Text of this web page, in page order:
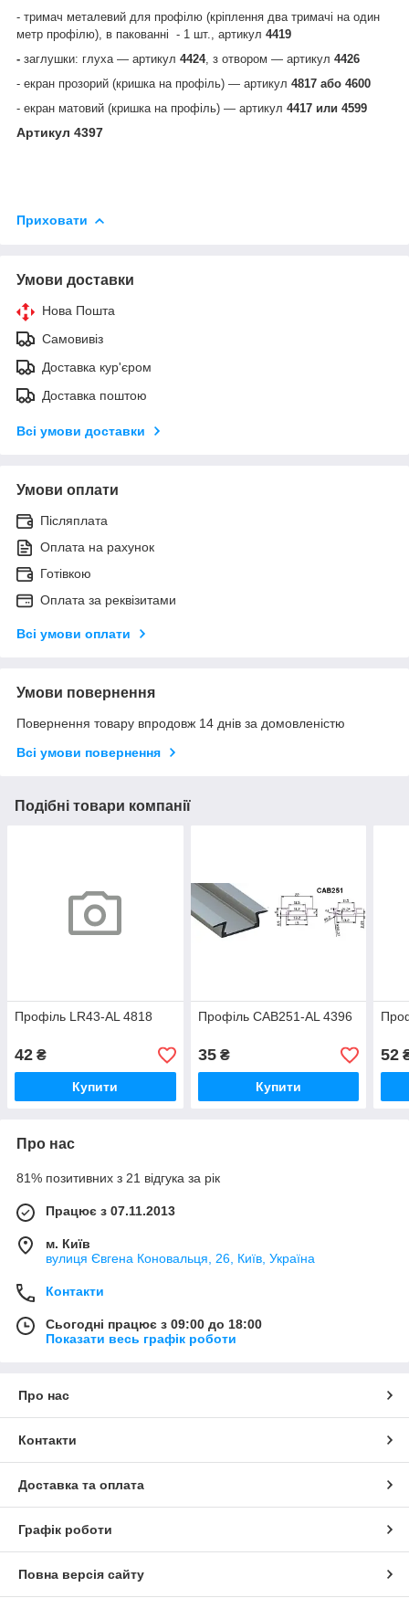
- тримач металевий для профілю (кріплення два тримачі на один
метр профілю), в пакованні - 1 шт.,
артикул 4419
- заглушки: глуха — артикул 4424, з отвором — артикул 4426
- екран прозорий (кришка на профіль) — артикул 4817 або 4600
- екран матовий (кришка на профіль) — артикул 4417 или 4599
Артикул 4397
Приховати
Умови доставки
Нова Пошта
Самовивіз
Доставка кур'єром
Доставка поштою
Всі умови доставки
Умови оплати
Післяплата
Оплата на рахунок
Готівкою
Оплата за реквізитами
Всі умови оплати
Умови повернення
Повернення товару впродовж 14 днів за домовленістю
Всі умови повернення
Подібні товари компанії
Профіль LR43-AL 4818
42 ₴
Купити
Профіль CAB251-AL 4396
35₴
Купити
52
Про нас
81% позитивних з 21 відгука за рік
Працює з 07.11.2013
м. Київ
вулиця Євгена Коновальця, 26, Київ, Україна
Контакти
Сьогодні працює з 09:00 до 18:00
Показати весь графік роботи
Про нас
Контакти
Доставка та оплата
Графік роботи
Повна версія сайту